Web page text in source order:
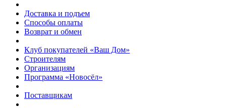
Доставка и подъем
Способы оплаты
Возврат и обмен
Клуб покупателей «Ваш Дом»
Строителям
Организациям
Программа «Новосёл»
Поставщикам